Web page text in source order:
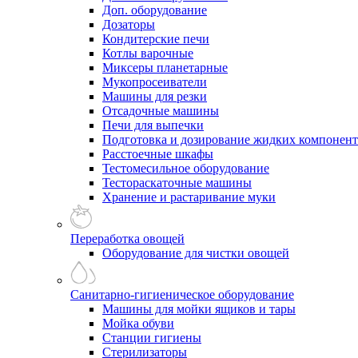
Доп. оборудование
Дозаторы
Кондитерские печи
Котлы варочные
Миксеры планетарные
Мукопросеиватели
Машины для резки
Отсадочные машины
Печи для выпечки
Подготовка и дозирование жидких
Расстоечные шкафы
Тестомесильное оборудование
Тестораскаточные машины
Хранение и растаривание муки
Переработка овощей
Оборудование для чистки овощей
Санитарно-гигиеническое оборудование
Машины для мойки ящиков и тары
Мойка обуви
Станции гигиены
Стерилизаторы